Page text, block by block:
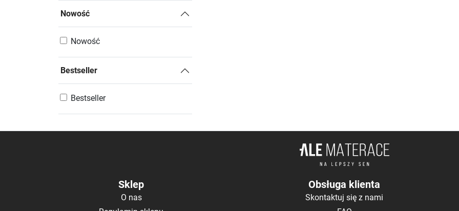
Nowość
Nowość
Bestseller
Bestseller
Sklep
O nas
Obsługa klienta
Skontaktuj się z nami